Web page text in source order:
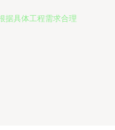
据具体工程需求合理